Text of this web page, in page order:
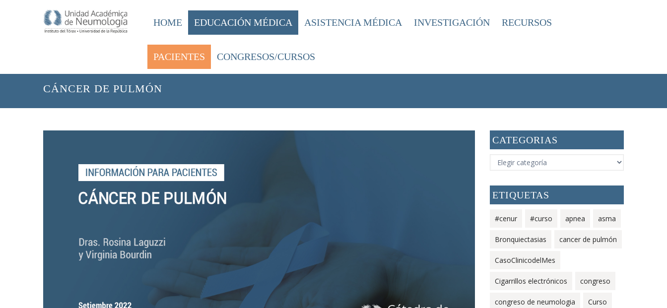
HOME EDUCACIÓN MÉDICA ASISTENCIA MÉDICA INVESTIGACIÓN RECURSOS
PACIENTES CONGRESOS/CURSOS
PACIENTES/INFORMACIÓN SOBRE ENFERMEDADES RESPIRATORIAS
CÁNCER DE PULMÓN
CATEGORIAS
CATEGORIAS
ETIQUETAS
#cenur #curso apnea asma
Bronquiectasias cancer de pulmón
CasoClinicodelMes
Cigarrillos electrónicos congreso
congreso de neumologia Curso